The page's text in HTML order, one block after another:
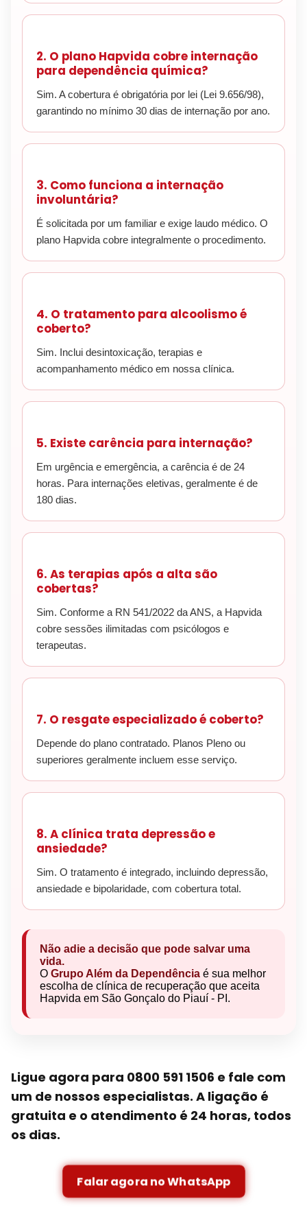
2. O plano Hapvida cobre internação
para dependência química?
Sim. A cobertura é obrigatória por lei (Lei 9.656/98),
garantindo no mínimo 30 dias de internação por ano.
3. Como funciona a internação
involuntária?
É solicitada por um familiar e exige laudo médico. O
plano Hapvida cobre integralmente o procedimento.
4. O tratamento para alcoolismo é
coberto?
Sim. Inclui desintoxicação, terapias e
acompanhamento médico em nossa clínica.
5. Existe carência para internação?
Em urgência e emergência, a carência é de 24
horas. Para internações eletivas, geralmente é de
180 dias.
6. As terapias após a alta são
cobertas?
Sim. Conforme a RN 541/2022 da ANS, a Hapvida
cobre sessões ilimitadas com psicólogos e
terapeutas.
7. O resgate especializado é coberto?
Depende do plano contratado. Planos Pleno ou
superiores geralmente incluem esse serviço.
8. A clínica trata depressão e
ansiedade?
Sim. O tratamento é integrado, incluindo depressão,
ansiedade e bipolaridade, com cobertura total.
Não adie a decisão que pode salvar uma
vida.
O Grupo Além da Dependência é sua melhor
escolha de clínica de recuperação que aceita
Hapvida em São Gonçalo do Piauí - PI.
Ligue agora para 0800 591 1506 e fale com
um de nossos especialistas. A ligação é
gratuita e o atendimento é 24 horas, todos
os dias.
Falar agora no WhatsApp